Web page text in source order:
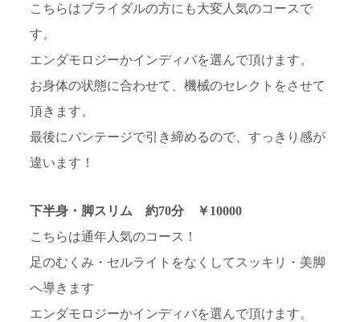
こちらはブライダルの方にも大変人気のコースで
す。
エンダモロジーかインディバを選んで頂けます。
お身体の状態に合わせて、機械のセレクトをさせて
頂きます。
最後にバンテージで引き締めるので、すっきり感が
違います！
下半身・脚スリム 約70分 ￥10000
こちらは通年人気のコース！
足のむくみ・セルライトをなくしてスッキリ・美脚
へ導きます
エンダモロジーかインディバを選んで頂けます。